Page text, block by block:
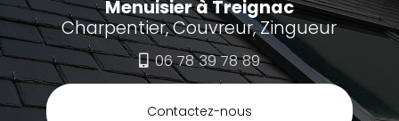
Menuisier à Treignac
Charpentier, Couvreur, Zingueur
06 78 39 78 89
Contactez-nous